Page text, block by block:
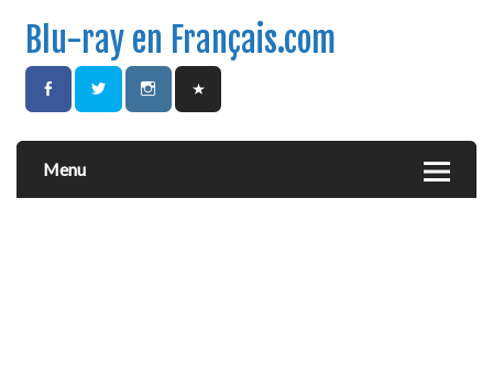
Blu-ray en Français.com
Menu